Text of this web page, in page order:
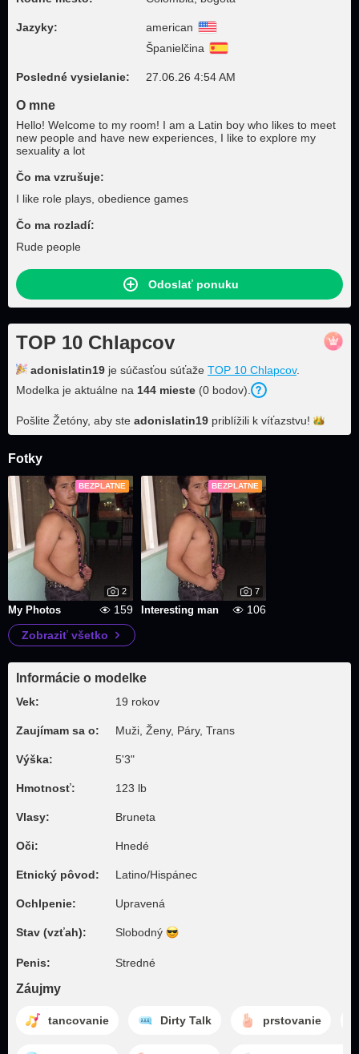
Jazyky:
american
Španielčina
Posledné vysielanie: 27.06.26 4:54 AM
O mne
Hello! Welcome to my room! I am a Latin boy who likes to meet
new people and have new experiences, I like to explore my
sexuality a lot
Čo ma vzrušuje:
I like role plays, obedience games
Čo ma rozladí:
Rude people
Odoslať ponuku
TOP 10 Chlapcov
adonislatin19 je súčasťou súťaže TOP 10 Chlapcov.
Modelka je aktuálne na 144 mieste (0 bodov).
Pošlite Žetóny, aby ste adonislatin19 priblížili k víťazstvu!
Fotky
BEZPLATNE
2
My Photos 159
BEZPLATNE
7
Interesting man
106
Zobraziť všetko
Informácie o modelke
Vek: 19 rokov
Zaujímam sa o: Muži, Ženy, Páry, Trans
Výška: 5'3"
Hmotnosť: 123 lb
Vlasy: Bruneta
Oči: Hnedé
Etnický pôvod: Latino/Hispánec
Ochlpenie: Upravená
Stav (vzťah): Slobodný
Penis: Stredné
Záujmy
tancovanie Dirty Talk prstovanie